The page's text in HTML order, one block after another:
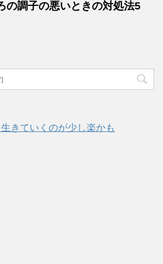
の調子の悪いときの対処法5
きていくのが少し楽かも